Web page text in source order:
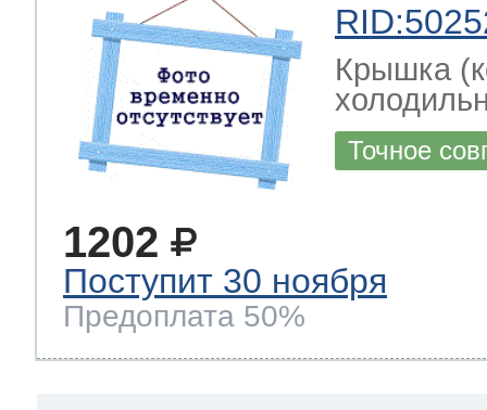
Крышка
Точное
1202
Поступит 30 ноября
Предоплата 50%